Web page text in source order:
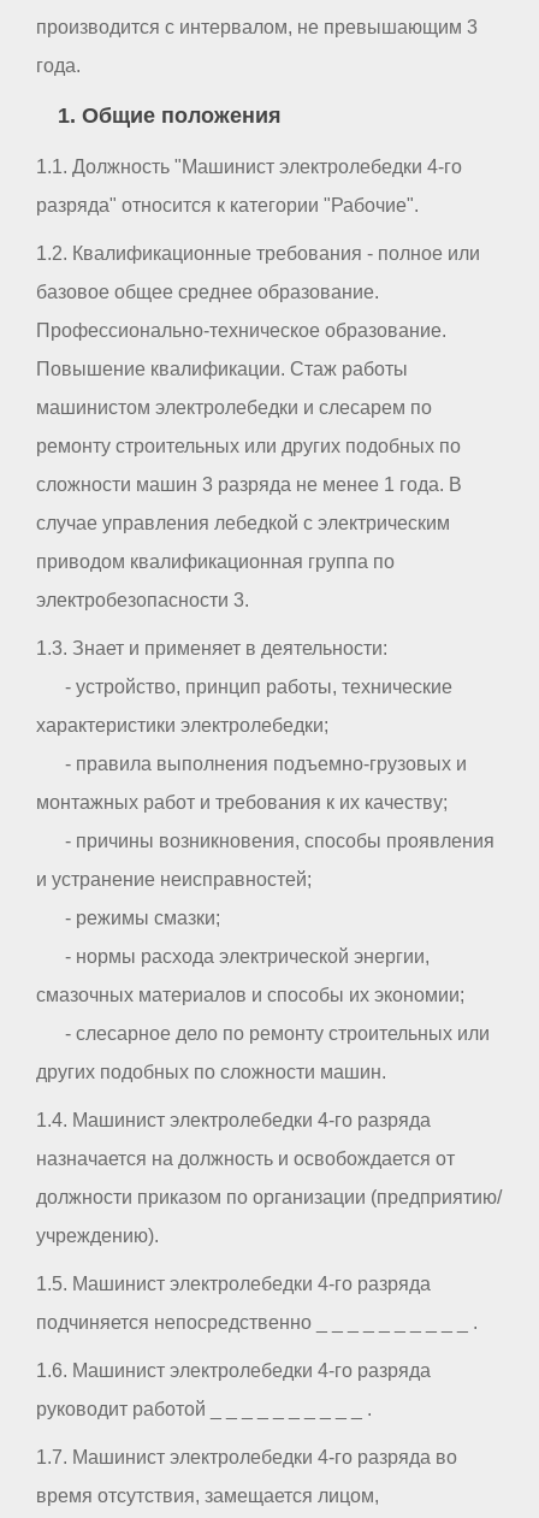
производится с интервалом, не превышающим 3
года.
1. Общие положения
1.1. Должность "Машинист электролебедки 4-го
разряда" относится к категории "Рабочие".
1.2. Квалификационные требования - полное или
базовое общее среднее образование.
Профессионально-техническое образование.
Повышение квалификации. Стаж работы
машинистом электролебедки и слесарем по
ремонту строительных или других подобных по
сложности машин 3 разряда не менее 1 года. В
случае управления лебедкой с электрическим
приводом квалификационная группа по
электробезопасности 3.
1.3. Знает и применяет в деятельности:
- устройство, принцип работы, технические
характеристики электролебедки;
- правила выполнения подъемно-грузовых и
монтажных работ и требования к их качеству;
- причины возникновения, способы проявления
и устранение неисправностей;
- режимы смазки;
- нормы расхода электрической энергии,
смазочных материалов и способы их экономии;
- слесарное дело по ремонту строительных или
других подобных по сложности машин.
1.4. Машинист электролебедки 4-го разряда
назначается на должность и освобождается от
должности приказом по организации (предприятию/
учреждению).
1.5. Машинист электролебедки 4-го разряда
подчиняется непосредственно _ _ _ _ _ _ _ _ _ _ .
1.6. Машинист электролебедки 4-го разряда
руководит работой _ _ _ _ _ _ _ _ _ _ .
1.7. Машинист электролебедки 4-го разряда во
время отсутствия, замещается лицом,